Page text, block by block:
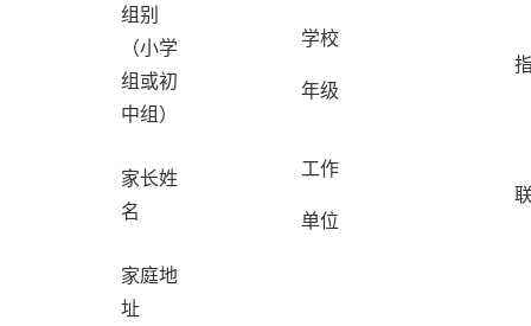
组别
（小学
组或初
中组）
学校
年级
家长姓
名
工作
单位
家庭地
址